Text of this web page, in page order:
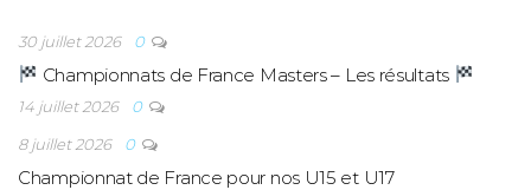
30 juillet 2026 0
Championnats de France Masters – Les résultats
14 juillet 2026
0
8 juillet 2026
0
Championnat de France pour nos U15 et U17